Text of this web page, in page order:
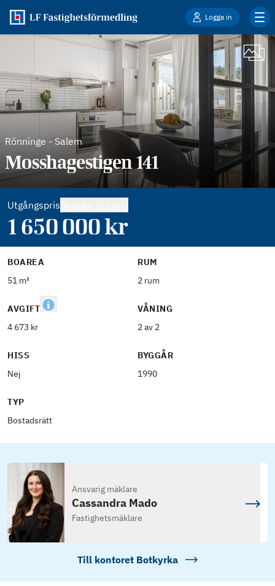
Logga in
Rönninge-Salem
Mosshagestigen 141
Utgångspris
1 650 000kr
BOAREA
51 m²
RUM
2 rum
AVGIFT
4 673 kr
VÅNING
2 av 2
HISS
Nej
BYGGÅR
1990
TYP
Bostadsrätt
Ansvarig mäklare
Cassandra Mado
Fastighetsmäklare
Till kontoret Botkyrka